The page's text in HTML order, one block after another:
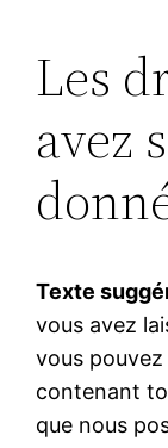
Les
avez
Texte
vous avez
vous
contenant
que nous